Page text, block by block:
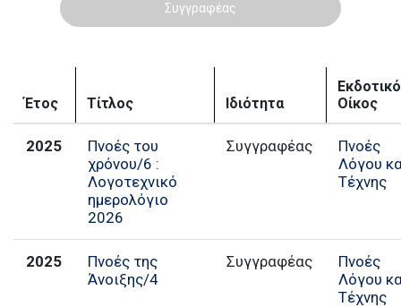
Συγγραφέας
Έτος Τίτλος Ιδιότητα
Οίκος
2025
Πνοές του
χρόνου/6 :
Λογοτεχνικό
ημερολόγιο
2026
Συγγραφέας
Πνοές
Λόγου
Τέχνης
2025
Πνοές της
Άνοιξης/4
Συγγραφέας
Πνοές
Λόγου
Τέχνης